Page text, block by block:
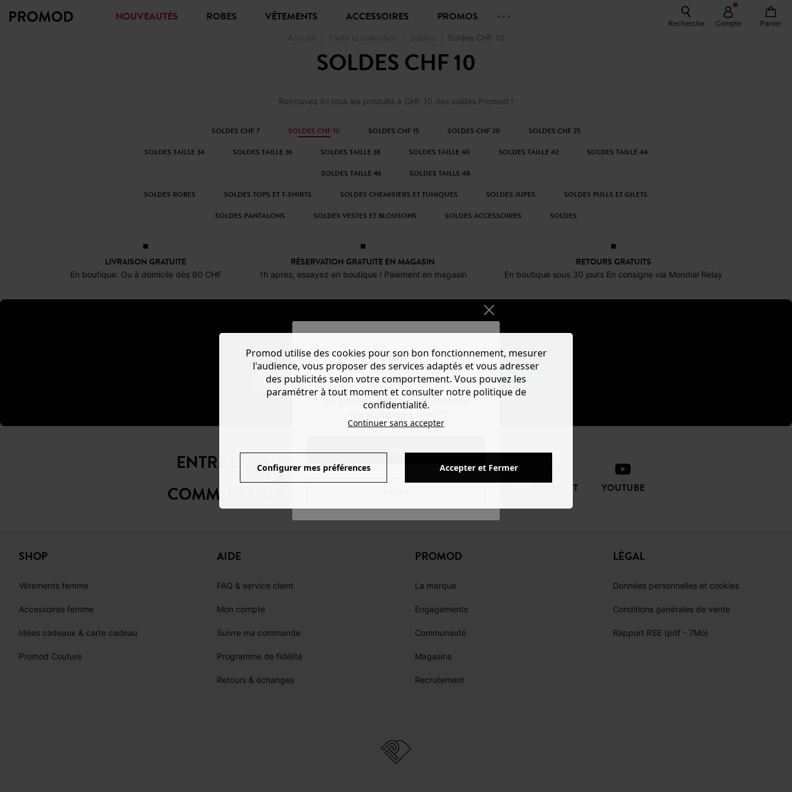
Do you want to be redirected to
NOUVEAUTÉS ROBES VÊTEMENTS ACCESSOIRES PROMOS Recherche Compte Panier
Soldes CHF 10
SOLDES CHF 10
Retrouvez ici tous les produits à CHF 10 des soldes Promod !
SOLDES CHF 7 SOLDES CHF 10 SOLDES CHF 15 SOLDES CHF 20
SOLDES CHF 25
SOLDES TAILLE 34
SOLDES TAILLE 36 SOLDES TAILLE 38 SOLDES TAILLE 40 SOLDES TAILLE 42
SOLDES TAILLE 44
SOLDES TAILLE 46
SOLDES TAILLE 48
SOLDES ROBES
SOLDES TOPS ET T-SHIRTS SOLDES CHEMISIERS ET TUNIQUES SOLDES JUPES
SOLDES PULLS ET GILETS
SOLDES PANTALONS
SOLDES VESTES ET BLOUSONS SOLDES ACCESSOIRES SOLDES
LIVRAISON GRATUITE
En boutique. Ou à domicile dès 80 CHF
RÉSERVATION GRATUITE EN MAGASIN
1h après, essayez en boutique ! Paiement en magasin
RETOURS GRATUITS
En boutique sous 30 jours En consigne via Mondial Relay
NEWSLETTER
S'ABONNER
ENTREZ DANS
LA
COMMUNAUTÉ PINTEREST YOUTUBE
SHOP
Vêtements femme
Accessoires femme
Idées cadeaux & carte cadeau
Promod Couture
AIDE
FAQ & service client
Mon compte
Suivre ma commande
Programme de fidélité
Retours & échanges
PROMOD
La marque
Engagements
Communauté
Magasins
Recrutement
LÉGAL
Données personnelles et cookies
Conditions générales de vente
Rapport RSE (pdf - 7Mo)
Promod utilise des cookies pour son bon fonctionnement, mesurer
l'audience, vous proposer des services adaptés et vous adresser
des publicités selon votre comportement. Vous pouvez les
paramétrer à tout moment et consulter notre politique de
confidentialité.
Continuer sans accepter
Configurer mes préférences Accepter et Fermer